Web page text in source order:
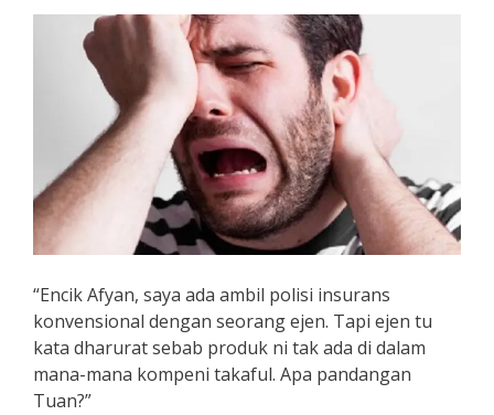
“Encik Afyan, saya ada ambil polisi insurans
konvensional dengan seorang ejen. Tapi ejen tu
kata dharurat sebab produk ni tak ada di dalam
mana-mana kompeni takaful. Apa pandangan
Tuan?”